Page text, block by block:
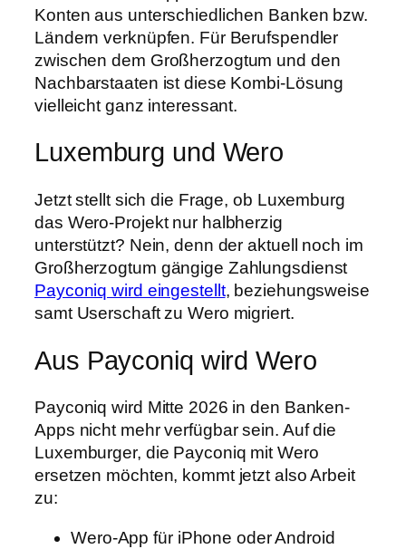
Konten aus unterschiedlichen Banken bzw.
Ländern verknüpfen. Für Berufspendler
zwischen dem Großherzogtum und den
Nachbarstaaten ist diese Kombi-Lösung
vielleicht ganz interessant.
Luxemburg und Wero
Jetzt stellt sich die Frage, ob Luxemburg
das Wero-Projekt nur halbherzig
unterstützt? Nein, denn der aktuell noch im
Großherzogtum gängige Zahlungsdienst
Payconiq wird eingestellt, beziehungsweise
samt Userschaft zu Wero migriert.
Aus Payconiq wird Wero
Payconiq wird Mitte 2026 in den Banken-
Apps nicht mehr verfügbar sein. Auf die
Luxemburger, die Payconiq mit Wero
ersetzen möchten, kommt jetzt also Arbeit
zu:
Wero-App für iPhone oder Android